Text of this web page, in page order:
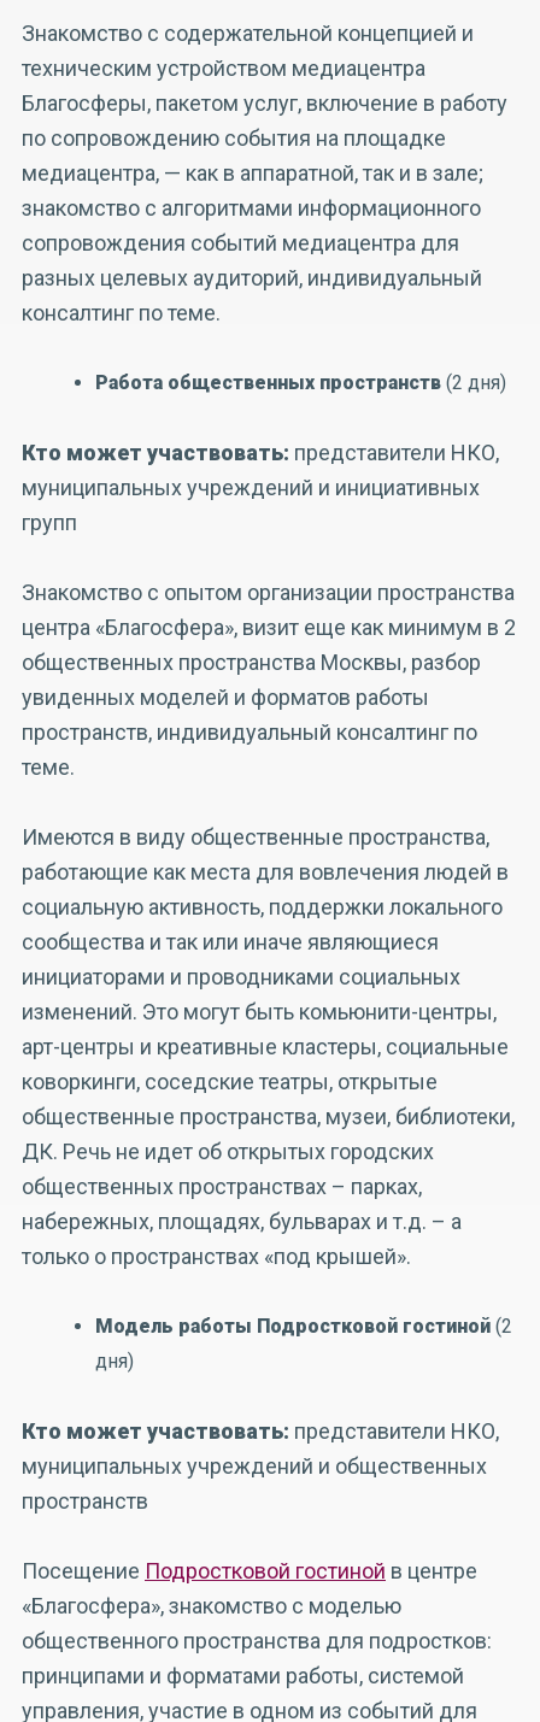
Знакомство с содержательной концепцией и
техническим устройством медиацентра
Благосферы, пакетом услуг, включение в работу
по сопровождению события на площадке
медиацентра, — как в аппаратной, так и в зале;
знакомство с алгоритмами информационного
сопровождения событий медиацентра для
разных целевых аудиторий, индивидуальный
консалтинг по теме.
Работа общественных пространств(2 дня)
Кто может участвовать: представители НКО,
муниципальных учреждений и инициативных
групп
Знакомство с опытом организации пространства
центра «Благосфера», визит еще как минимум в 2
общественных пространства Москвы, разбор
увиденных моделей и форматов работы
пространств, индивидуальный консалтинг по
теме.
Имеются в виду общественные пространства,
работающие как места для вовлечения людей в
социальную активность, поддержки локального
сообщества и так или иначе являющиеся
инициаторами и проводниками социальных
изменений. Это могут быть комьюнити-центры,
арт-центры и креативные кластеры, социальные
коворкинги, соседские театры, открытые
общественные пространства, музеи, библиотеки,
ДК. Речь не идет об открытых городских
общественных пространствах – парках,
набережных, площадях, бульварах и т.д. – а
только о пространствах «под крышей».
Модель работы Подростковой гостиной(2
дня)
Кто может участвовать: представители НКО,
муниципальных учреждений и общественных
пространств
Посещение Подростковой гостиной в центре
«Благосфера», знакомство с моделью
общественного пространства для подростков:
принципами и форматами работы, системой
управления, участие в одном из событий для